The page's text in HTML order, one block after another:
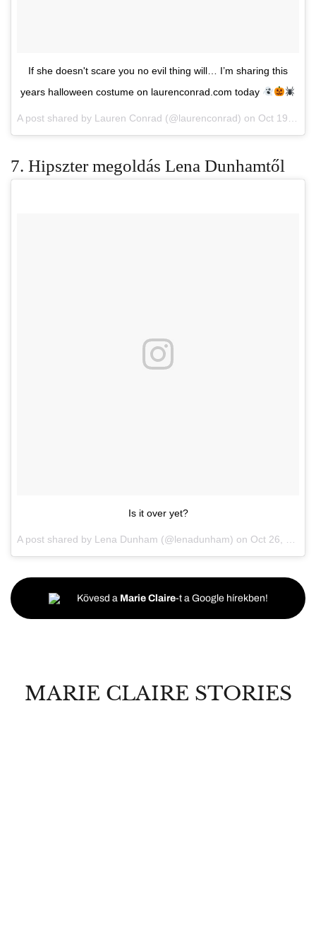
If she doesn't scare you no evil thing will… I’m sharing this
years halloween costume on laurenconrad.com today
A post shared by Lauren Conrad (@laurenconrad) on Oct 19, 2017 at 6:45am PDT
7. Hipszter megoldás Lena Dunhamtől
Is it over yet?
A post shared by Lena Dunham (@lenadunham) on Oct 26, 2017 at 1:41pm PDT
Kövesd a Marie Claire-t a Google hírekben!
MARIE CLAIRE STORIES